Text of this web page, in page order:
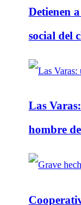
Detienen
social del
Las
hombre